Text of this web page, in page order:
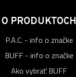
O PRODUKTOCH
P.A.C. - info o značke
BUFF - info o značke
Ako vybrať BUFF